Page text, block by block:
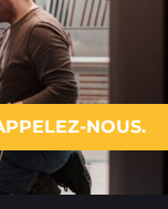
NOUS.